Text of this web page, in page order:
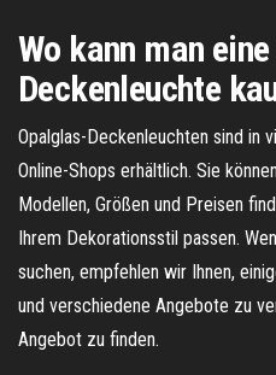
Wo kann man
Deckenleuchte
Opalglas-Deckenleuchten sind in
Online-Shops erhältlich. Sie
Modellen, Größen und Preisen
Ihrem Dekorationsstil passen.
suchen, empfehlen wir Ihnen,
und verschiedene Angebote zu
Angebot zu finden.